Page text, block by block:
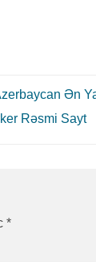
Ən
Rəsmi Sayt
*